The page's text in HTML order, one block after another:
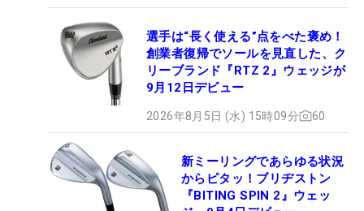
選手は“長く使える”点をべた褒め！
創業者復帰でソールを見直した、ク
リーブランド『RTZ 2』ウェッジが
9月12日デビュー
2026年8月5日 (水) 15時09分 60
新ミーリングであらゆる状況
からピタッ！ブリヂストン
『BITING SPIN 2』ウェッ